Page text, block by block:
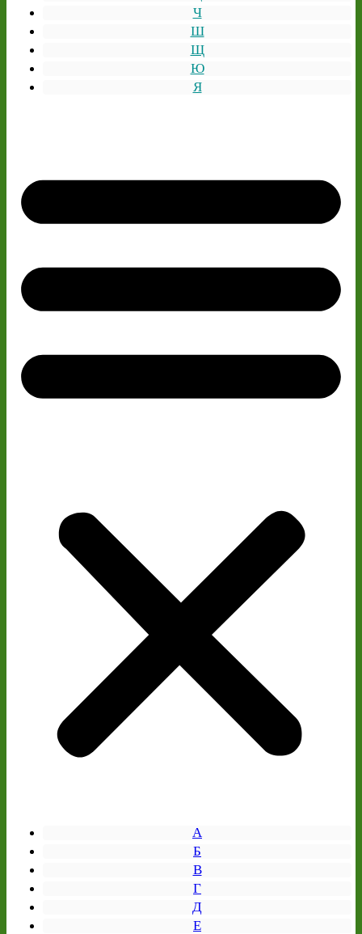
Ч
Ш
Щ
Ю
Я
А
Б
В
Г
Д
Е